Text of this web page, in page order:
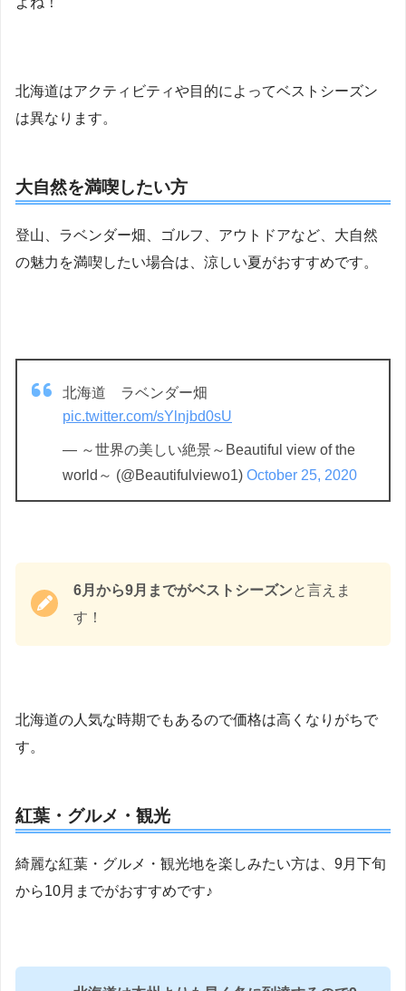
北海道はアクティビティや目的によってベストシーズン
は異なります。
大自然を満喫したい方
登山、ラベンダー畑、ゴルフ、アウトドアなど、大自然
の魅力を満喫したい場合は、涼しい夏がおすすめです。
北海道 ラベンダー畑
pic.twitter.com/sYlnjbd0sU
— ～世界の美しい絶景～Beautiful view of the
world～ (@Beautifulviewo1) October 25, 2020
6月から9月までがベストシーズンと言えま
す！
北海道の人気な時期でもあるので価格は高くなりがちで
す。
紅葉・グルメ・観光
綺麗な紅葉・グルメ・観光地を楽しみたい方は、9月下旬
から10月までがおすすめです♪